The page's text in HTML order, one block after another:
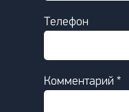
Телефон
Комментарий *